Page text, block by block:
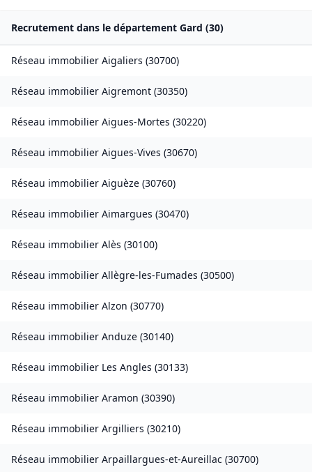
Recrutement dans le département Gard (30)
Réseau immobilier Aigaliers (30700)
Réseau immobilier Aigremont (30350)
Réseau immobilier Aigues-Mortes (30220)
Réseau immobilier Aigues-Vives (30670)
Réseau immobilier Aiguèze (30760)
Réseau immobilier Aimargues (30470)
Réseau immobilier Alès (30100)
Réseau immobilier Allègre-les-Fumades (30500)
Réseau immobilier Alzon (30770)
Réseau immobilier Anduze (30140)
Réseau immobilier Les Angles (30133)
Réseau immobilier Aramon (30390)
Réseau immobilier Argilliers (30210)
Réseau immobilier Arpaillargues-et-Aureillac (30700)